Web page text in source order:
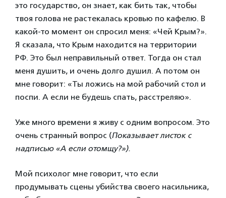
это государство, он знает, как бить так, чтобы
твоя голова не растекалась кровью по кафелю. В
какой-то момент он спросил меня: «Чей Крым?».
Я сказала, что Крым находится на территории
РФ. Это был неправильный ответ. Тогда он стал
меня душить, и очень долго душил. А потом он
мне говорит: «Ты ложись на мой рабочий стол и
поспи. А если не будешь спать, расстреляю».
Уже много времени я живу с одним вопросом. Это
очень странный вопрос (Показывает листок с
надписью «А если отомщу?»).
Мой психолог мне говорит, что если
продумывать сцены убийства своего насильника,